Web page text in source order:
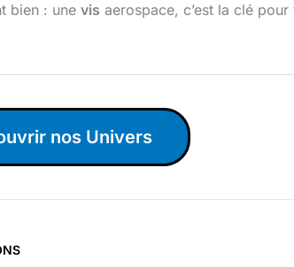
bien : une vis aerospace, c’est la clé
nos Univers